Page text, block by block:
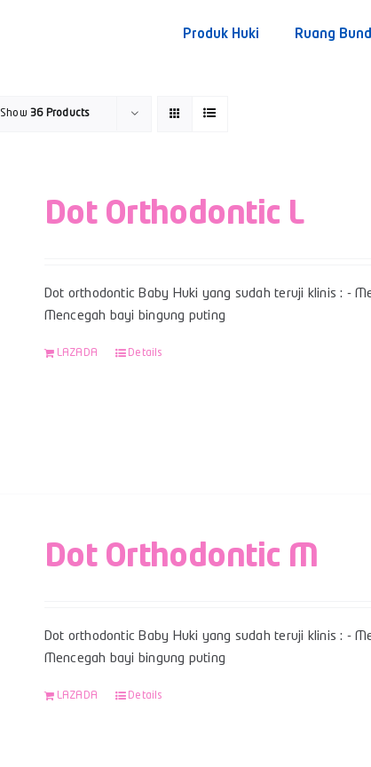
Produk Huki Ruang
Show36 Products
Dot Orthodontic L
Dot orthodontic Baby Huki yang sudah teruji klinis : -
Mencegah bayi bingung puting
LAZADA Details
Dot Orthodontic M
Dot orthodontic Baby Huki yang sudah teruji klinis : -
Mencegah bayi bingung puting
LAZADA Details